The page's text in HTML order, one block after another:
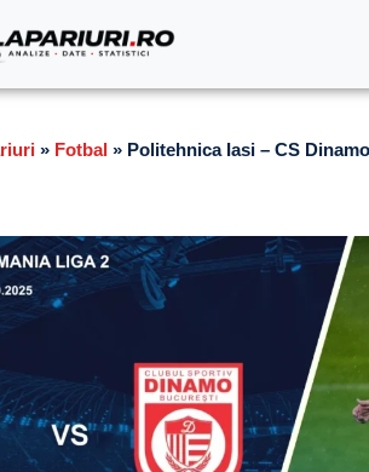
» Fotbal » Politehnica Iasi – CS